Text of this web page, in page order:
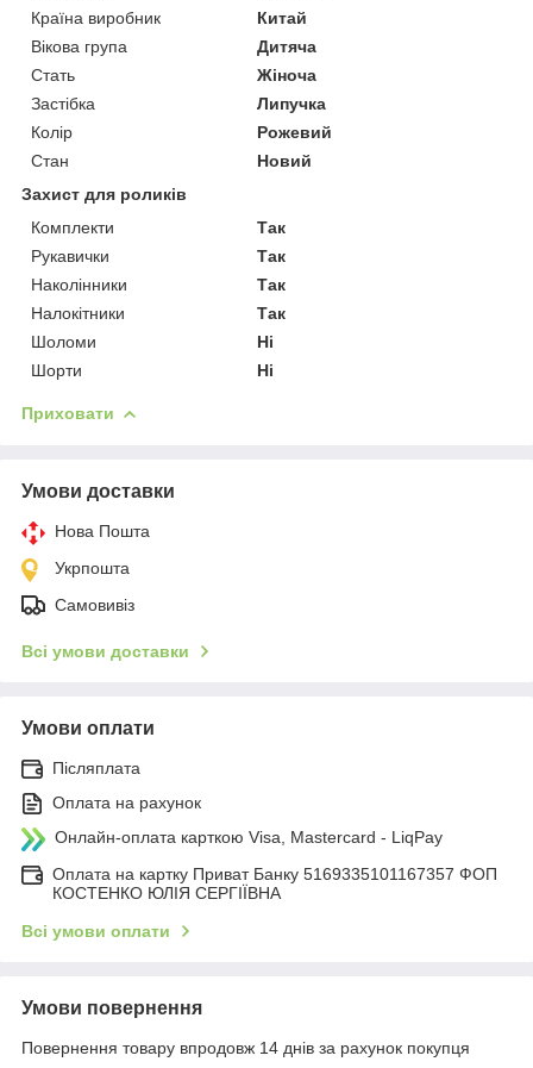
Країна виробник
Китай
Вікова група
Дитяча
Стать
Жіноча
Застібка
Липучка
Колір
Рожевий
Стан
Новий
Захист для роликів
Комплекти
Так
Рукавички
Так
Наколінники
Так
Налокітники
Так
Шоломи
Ні
Шорти
Ні
Приховати
Умови доставки
Нова Пошта
Укрпошта
Самовивіз
Всі умови доставки
Умови оплати
Післяплата
Оплата на рахунок
Онлайн-оплата карткою Visa, Mastercard - LiqPay
Оплата на картку Приват Банку 5169335101167357 ФОП
КОСТЕНКО ЮЛІЯ СЕРГІЇВНА
Всі умови оплати
Умови повернення
Повернення товару впродовж 14 днів за рахунок покупця